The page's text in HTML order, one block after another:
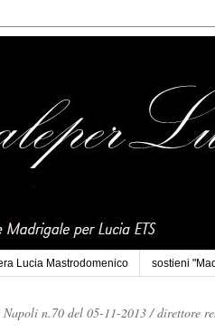
Lucia Mastrodomenico sostieni
Napoli n.70 del 05-11-2013 /direttore